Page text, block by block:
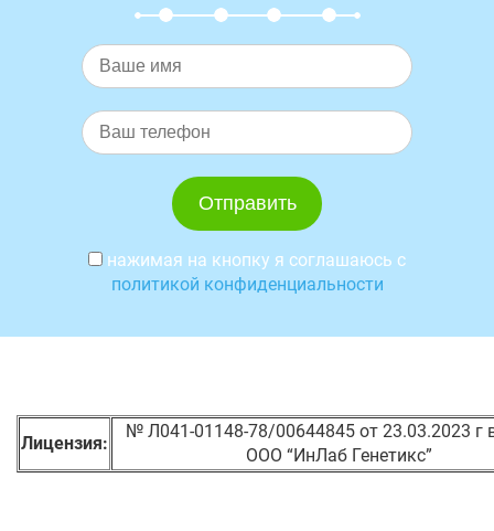
нажимая на кнопку я соглашаюсь с
политикой конфиденциальности
Лицензия:
№ Л041-01148-78/00644845 от 23.03.2023 г
ООО “ИнЛаб Генетикс”